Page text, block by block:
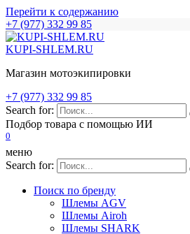
Перейти к содержанию
+7 (977) 332 99 85
KUPI-SHLEM.RU
Магазин мотоэкипировки
+7 (977) 332 99 85
Search for:
Подбор товара с помощью ИИ
0
меню
Search for:
Поиск по бренду
Шлемы AGV
Шлемы Airoh
Шлемы SHARK